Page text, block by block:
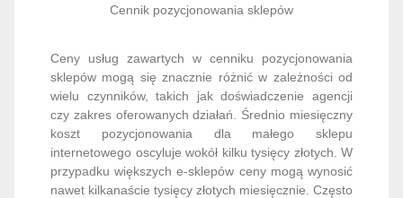
Cennik pozycjonowania sklepów
Ceny usług zawartych w cenniku pozycjonowania
sklepów mogą się znacznie różnić w zależności od
wielu czynników, takich jak doświadczenie agencji
czy zakres oferowanych działań. Średnio miesięczny
koszt pozycjonowania dla małego sklepu
internetowego oscyluje wokół kilku tysięcy złotych. W
przypadku większych e-sklepów ceny mogą wynosić
nawet kilkanaście tysięcy złotych miesięcznie. Często